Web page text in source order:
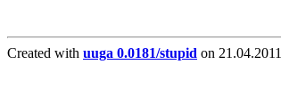
Created with uuga 0.0181/stupid on 21.04.2011